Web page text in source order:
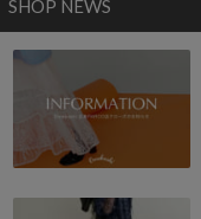
SHOP NEWS